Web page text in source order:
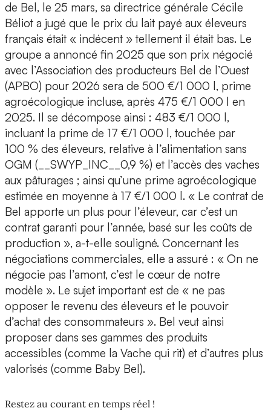
de Bel, le 25 mars, sa directrice générale Cécile
Béliot a jugé que le prix du lait payé aux éleveurs
français était « indécent » tellement il était bas. Le
groupe a annoncé fin 2025 que son prix négocié
avec l’Association des producteurs Bel de l’Ouest
(APBO) pour 2026 sera de 500 €/1 000 l, prime
agroécologique incluse, après 475 €/1 000 l en
2025. Il se décompose ainsi : 483 €/1 000 l,
incluant la prime de 17 €/1 000 l, touchée par
100 % des éleveurs, relative à l’alimentation sans
OGM (__SWYP_INC__0,9 %) et l’accès des vaches
aux pâturages ; ainsi qu’une prime agroécologique
estimée en moyenne à 17 €/1 000 l. « Le contrat de
Bel apporte un plus pour l’éleveur, car c’est un
contrat garanti pour l’année, basé sur les coûts de
production », a-t-elle souligné. Concernant les
négociations commerciales, elle a assuré : « On ne
négocie pas l’amont, c’est le cœur de notre
modèle ». Le sujet important est de « ne pas
opposer le revenu des éleveurs et le pouvoir
d’achat des consommateurs ». Bel veut ainsi
proposer dans ses gammes des produits
accessibles (comme la Vache qui rit) et d’autres plus
valorisés (comme Baby Bel).
Restez au courant en temps réel !